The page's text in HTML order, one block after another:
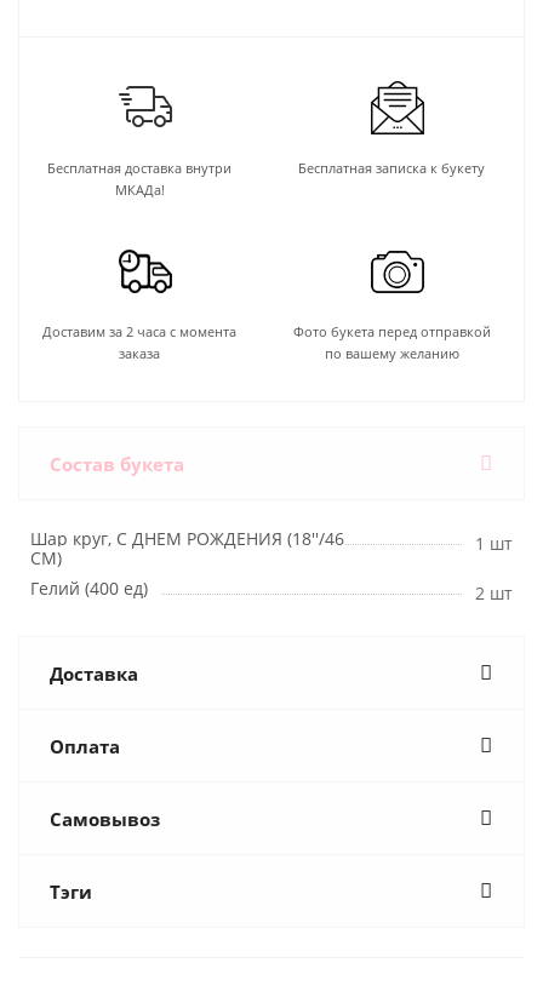
Бесплатная доставка внутри
МКАДа!
Бесплатная записка к букету
Доставим за 2 часа с момента
заказа
Фото букета перед отправкой
по вашему желанию
Состав букета
Шар круг, С ДНЕМ РОЖДЕНИЯ (18''/46
СМ)
1 шт
Гелий (400 ед)
2 шт
Доставка
Оплата
Самовывоз
Тэги